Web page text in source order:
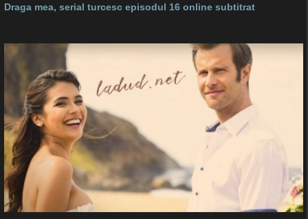
Draga mea, serial turcesc episodul 16 online subtitrat